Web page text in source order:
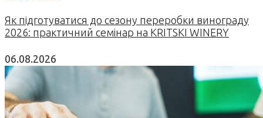
Як підготуватися до сезону переробки винограду
2026: практичний семінар на KRITSKI WINERY
06.08.2026